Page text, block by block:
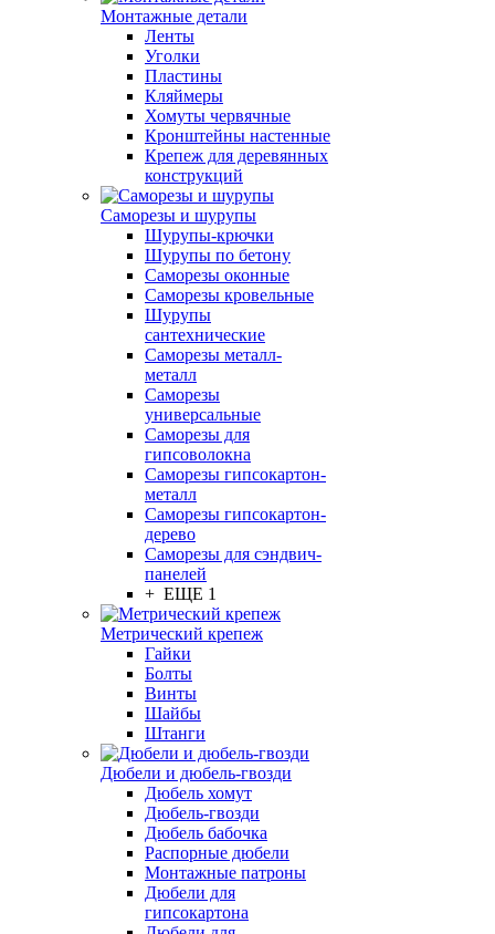
Монтажные детали
Ленты
Уголки
Пластины
Кляймеры
Хомуты червячные
Кронштейны настенные
Крепеж для деревянных
конструкций
Саморезы и шурупы
Шурупы-крючки
Шурупы по бетону
Саморезы оконные
Саморезы кровельные
Шурупы
сантехнические
Саморезы металл-
металл
Саморезы
универсальные
Саморезы для
гипсоволокна
Саморезы гипсокартон-
металл
Саморезы гипсокартон-
дерево
Саморезы для сэндвич-
панелей
+ ЕЩЕ 1
Метрический крепеж
Гайки
Болты
Винты
Шайбы
Штанги
Дюбели и дюбель-гвозди
Дюбель хомут
Дюбель-гвозди
Дюбель бабочка
Распорные дюбели
Монтажные патроны
Дюбели для
гипсокартона